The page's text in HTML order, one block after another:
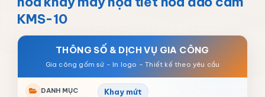
KMS-10
THÔNG SỐ & DỊCH VỤ GIA CÔNG
DANH MỤC Khay mứt